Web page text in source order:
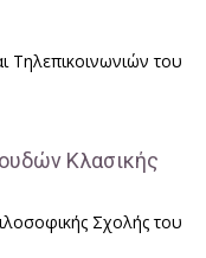
Τηλεπικοινωνιών του
Κλασικής
Σχολής του